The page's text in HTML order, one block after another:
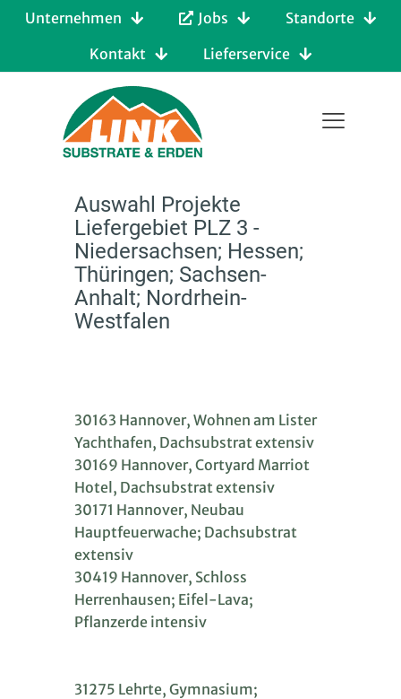
Unternehmen Jobs
Standorte
Kontakt
Lieferservice
Auswahl Projekte
Liefergebiet PLZ 3 -
Niedersachsen; Hessen;
Thüringen; Sachsen-
Anhalt; Nordrhein-
Westfalen
30163 Hannover, Wohnen am Lister
Yachthafen, Dachsubstrat extensiv
30169 Hannover, Cortyard Marriot
Hotel, Dachsubstrat extensiv
30171 Hannover, Neubau
Hauptfeuerwache; Dachsubstrat
extensiv
30419 Hannover, Schloss
Herrenhausen; Eifel-Lava;
Pflanzerde intensiv
31275 Lehrte, Gymnasium;